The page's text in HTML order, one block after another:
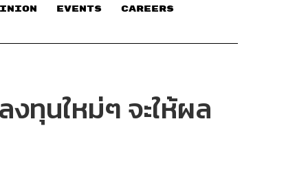
EVENTS CAREERS
ทุนใหม่ๆ จะให้ผล